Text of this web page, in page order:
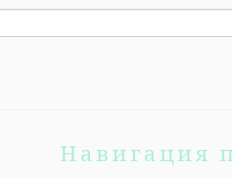
Навигация